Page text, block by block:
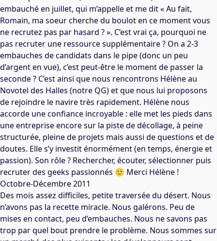
embauché en juillet, qui m’appelle et me dit « Au fait,
Romain, ma soeur cherche du boulot en ce moment vous
ne recrutez pas par hasard ? ». C’est vrai ça, pourquoi ne
pas recruter une ressource supplémentaire ? On a 2-3
embauches de candidats dans le pipe (donc un peu
d’argent en vue), c’est peut-être le moment de passer la
seconde ? C’est ainsi que nous rencontrons Hélène au
Novotel des Halles (notre QG) et que nous lui proposons
de rejoindre le navire très rapidement. Hélène nous
accorde une confiance incroyable : elle met les pieds dans
une entreprise encore sur la piste de décollage, à peine
structurée, pleine de projets mais aussi de questions et de
doutes. Elle s’y investit énormément (en temps, énergie et
passion). Son rôle ? Rechercher, écouter, sélectionner puis
recruter des geeks passionnés 🙂 Merci Hélène !
Octobre-Décembre 2011
Des mois assez difficiles, petite traversée du désert. Nous
n’avons pas la recette miracle. Nous galérons. Peu de
mises en contact, peu d’embauches. Nous ne savons pas
trop par quel bout prendre le problème. Nous sommes sur